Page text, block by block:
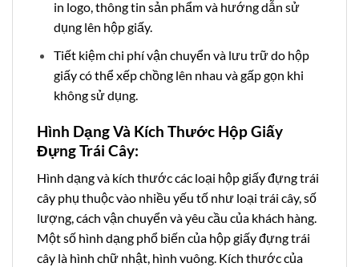
in logo, thông tin sản phẩm và hướng dẫn sử
dụng lên hộp giấy.
Tiết kiệm chi phí vận chuyển và lưu trữ do hộp
giấy có thể xếp chồng lên nhau và gấp gọn khi
không sử dụng.
Hình Dạng Và Kích Thước Hộp Giấy
Đựng Trái Cây:
Hình dạng và kích thước các loại hộp giấy đựng trái
cây phụ thuộc vào nhiều yếu tố như loại trái cây, số
lượng, cách vận chuyển và yêu cầu của khách hàng.
Một số hình dạng phổ biến của hộp giấy đựng trái
cây là hình chữ nhật, hình vuông. Kích thước của